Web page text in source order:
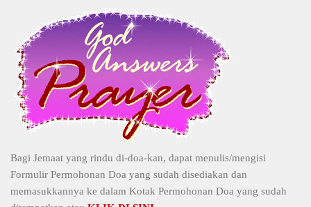
Bagi Jemaat yang rindu di-doa-kan, dapat menulis/mengisi
Formulir Permohonan Doa yang sudah disediakan dan
memasukkannya ke dalam Kotak Permohonan Doa yang sudah